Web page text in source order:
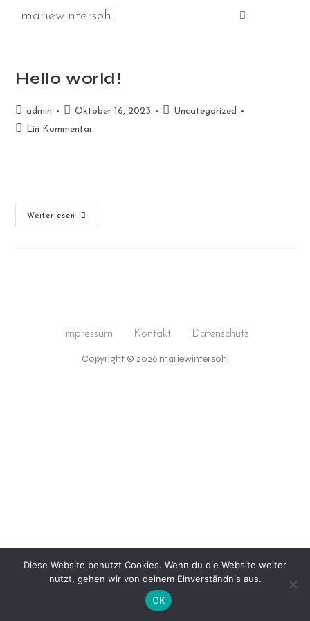
mariewintersohl
Hello world!
admin Oktober 16, 2023
Uncategorized
Ein Kommentar
Weiterlesen
Impressum Kontakt Datenschutz
Copyright © 2026 mariewintersohl
Diese Website benutzt Cookies. Wenn du die Website weiter
nutzt, gehen wir von deinem Einverständnis aus.
OK